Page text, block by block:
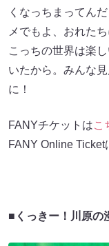
くなっちまってん
メでもよ、おれた
こっちの世界は楽
いたから。みんな
に！
FANYチケットはこ
FANY Online Ticket
■くっきー！川原の